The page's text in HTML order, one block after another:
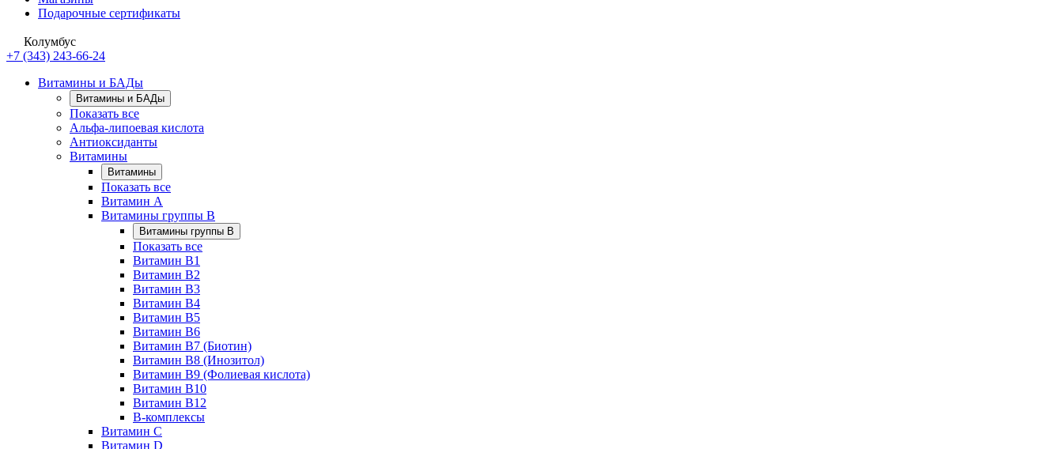
Подарочные сертификаты
Колумбус
+7 (343) 243-66-24
Витамины и БАДы
Витамины и БАДы
Показать все
Альфа-липоевая кислота
Антиоксиданты
Витамины
Витамины
Показать все
Витамин A
Витамины группы B
Витамины группы B
Показать все
Витамин B1
Витамин B2
Витамин B3
Витамин B4
Витамин B5
Витамин B6
Витамин B7 (Биотин)
Витамин B8 (Инозитол)
Витамин B9 (Фолиевая кислота)
Витамин B10
Витамин B12
B-комплексы
Витамин C
Витамин D